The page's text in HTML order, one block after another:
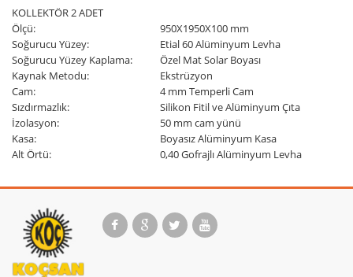
KOLLEKTÖR 2 ADET
Ölçü:
950X1950X100 mm
Soğurucu Yüzey:
Etial 60 Alüminyum Levha
Soğurucu Yüzey Kaplama:
Özel Mat Solar Boyası
Kaynak Metodu:
Ekstrüzyon
Cam:
4 mm Temperli Cam
Sızdırmazlık:
Silikon Fitil ve Alüminyum Çıta
İzolasyon:
50 mm cam yünü
Kasa:
Boyasız Alüminyum Kasa
Alt Örtü:
0,40 Gofrajlı Alüminyum Levha